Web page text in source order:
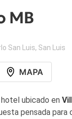
MB
San Luis, San Luis
MAPA
ubicado en
pensada